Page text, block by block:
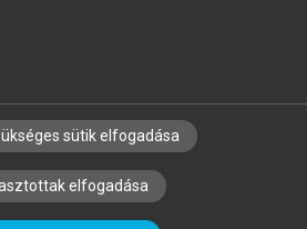
KÖNYVTÁROSOKNAK
ÉS LEKTORÁLÁSI ALAPELVEK
sütik elfogadása
elfogadása